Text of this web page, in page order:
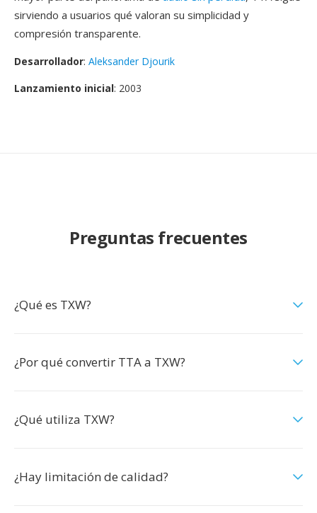
sirviendo a usuarios qué valoran su simplicidad y
compresión transparente.
Desarrollador: Aleksander Djourik
Lanzamiento inicial: 2003
Preguntas frecuentes
¿Qué es TXW?
¿Por qué convertir TTA a TXW?
¿Qué utiliza TXW?
¿Hay limitación de calidad?